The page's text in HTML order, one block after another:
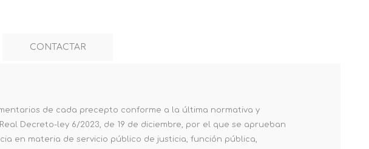
CONTACTAR
de cada precepto conforme a la última normativa y
Decreto-ley 6/2023, de 19 de diciembre, por el que se aprueban
en materia de servicio público de justicia, función pública,